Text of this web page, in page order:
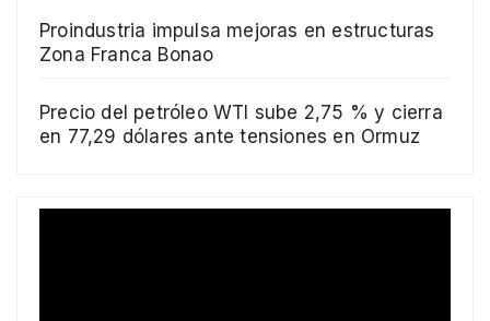
Proindustria impulsa mejoras en estructuras
Zona Franca Bonao
Precio del petróleo WTI sube 2,75 % y cierra
en 77,29 dólares ante tensiones en Ormuz